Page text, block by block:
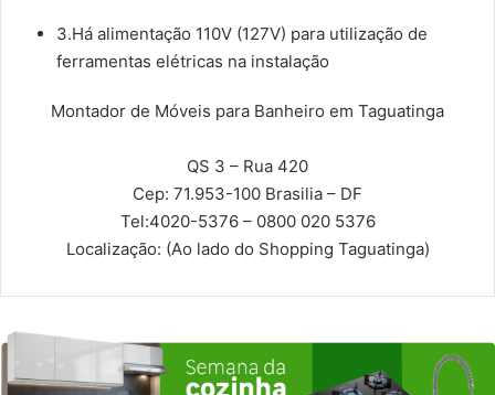
3.Há alimentação 110V (127V) para utilização de
ferramentas elétricas na instalação
Montador de Móveis para Banheiro em Taguatinga
QS 3 – Rua 420
Cep: 71.953-100 Brasilia – DF
Tel:4020-5376 – 0800 020 5376
Localização: (Ao lado do Shopping Taguatinga)